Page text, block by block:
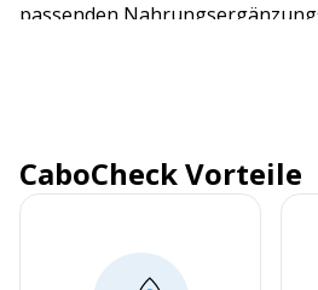
passenden
Das Ergebnis gibt Ihnen einen
einen möglichen Eisenmangel.
CaboCheck Vorteile